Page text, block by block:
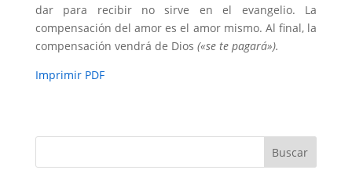
dar para recibir no sirve en el evangelio. La
compensación del amor es el amor mismo. Al final, la
compensación vendrá de Dios («se te pagará»).
Imprimir PDF
Buscar